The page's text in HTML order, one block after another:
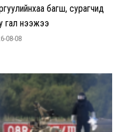
багш, сурагчид
гал нээжээ
08-08